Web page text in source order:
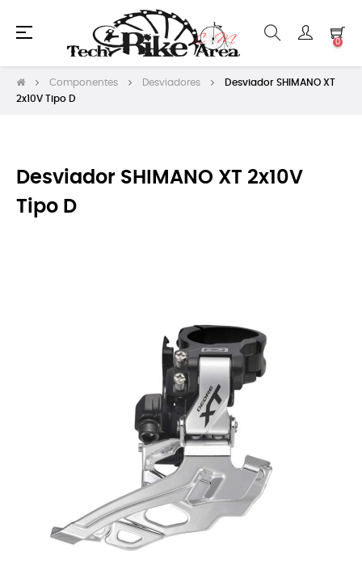
Navegación
palanca
☰
0
Componentes Desviadores
Desviador SHIMANO XT
2x10V Tipo D
Desviador SHIMANO XT 2x10V
Tipo D